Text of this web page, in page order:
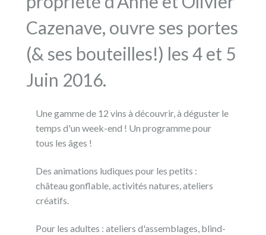
Cazenave, ouvre ses portes
(& ses bouteilles!) les 4 et 5
Juin 2016.
Une gamme de 12 vins à découvrir, à déguster le
temps d'un week-end ! Un programme pour
tous les âges !
Des animations ludiques pour les petits :
château gonflable, activités natures, ateliers
créatifs.
Pour les adultes : ateliers d'assemblages, blind-